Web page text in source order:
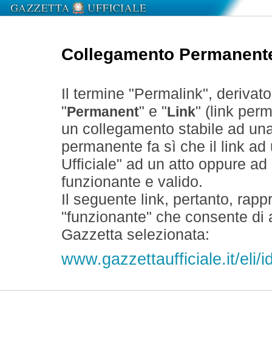
Collegamento
Il termine "Permalink",
" Permanent" e " Link" (link
un collegamento stabile ad
permanente fa sì che il link
Ufficiale" ad un atto oppure
funzionante e valido.
Il seguente link, pertanto,
"funzionante" che consente
Gazzetta selezionata:
www.gazzettaufficiale.it/eli/